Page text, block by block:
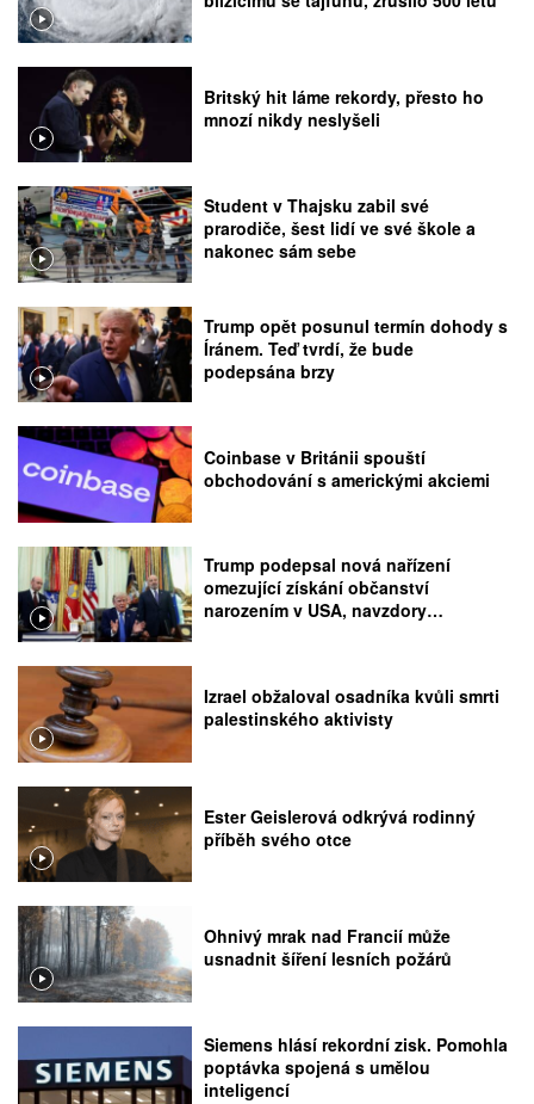
Britský hit láme rekordy, přesto ho
mnozí nikdy neslyšeli
Student v Thajsku zabil své
prarodiče, šest lidí ve své škole a
nakonec sám sebe
Trump opět posunul termín dohody s
Íránem. Teď tvrdí, že bude
podepsána brzy
Coinbase v Británii spouští
obchodování s americkými akciemi
Trump podepsal nová nařízení
omezující získání občanství
narozením v USA, navzdory
Izrael obžaloval osadníka kvůli smrti
palestinského aktivisty
Ester Geislerová odkrývá rodinný
příběh svého otce
Ohnivý mrak nad Francií může
usnadnit šíření lesních požárů
Siemens hlásí rekordní zisk. Pomohla
poptávka spojená s umělou
inteligencí